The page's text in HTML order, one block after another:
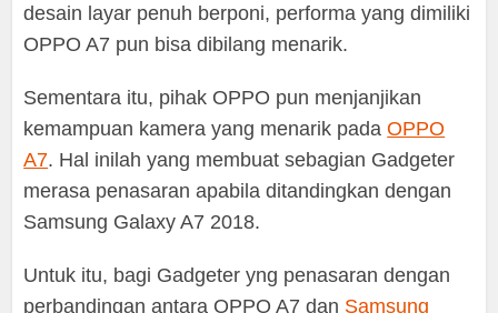
desain layar penuh berponi, performa yang dimiliki
OPPO A7 pun bisa dibilang menarik.
Sementara itu, pihak OPPO pun menjanjikan
kemampuan kamera yang menarik padaOPPO
A7. Hal inilah yang membuat sebagian Gadgeter
merasa penasaran apabila ditandingkan dengan
Samsung Galaxy A7 2018.
Untuk itu, bagi Gadgeter yng penasaran dengan
perbandingan antara OPPO A7 dan Samsung